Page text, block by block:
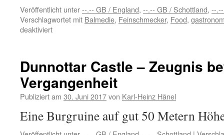
Aberdeen
/
Scotland
Veröffentlicht unter--.-- GB / England, --.-- GB / Schottland, --
Verschlagwortet mit Balmedie, Feinschmecker, Food,
deaktiviertfür
und
Spitzenküche
Dunnottar Castle – Zeugnis
Vergangenheit
Publiziert am 30. Juni 2017von Karl-Heinz Hänel
Eine Burgruine auf gut 50 Metern